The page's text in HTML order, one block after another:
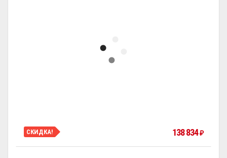
СКИДКА! 138 834 ₽